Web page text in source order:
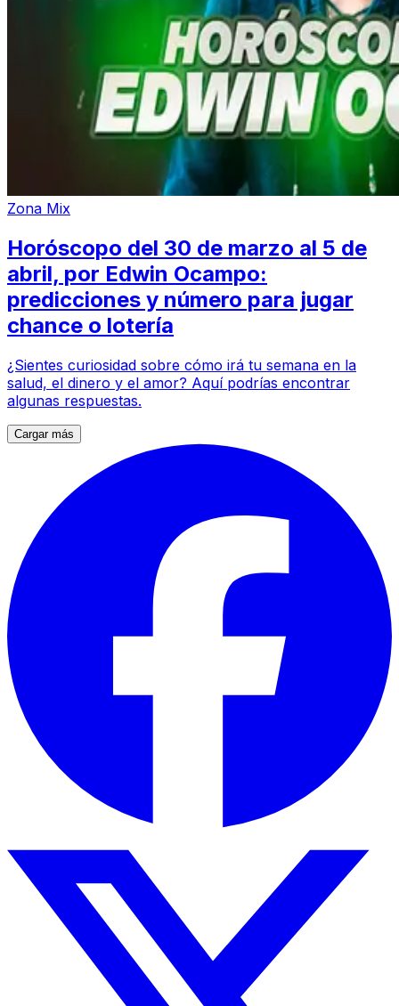
Zona Mix
Horóscopo del 30 de marzo al 5 de
abril, por Edwin Ocampo:
predicciones y número para jugar
chance o lotería
¿Sientes curiosidad sobre cómo irá tu semana en la
salud, el dinero y el amor? Aquí podrías encontrar
algunas respuestas.
Cargar más